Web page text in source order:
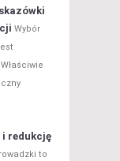
Wybór
redukcję
to